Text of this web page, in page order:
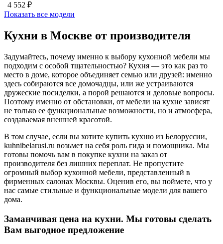
4 552 ₽
Показать все модели
Кухни в Москве от производителя
Задумайтесь, почему именно к выбору кухонной мебели мы
подходим с особой тщательностью? Кухня — это как раз то
место в доме, которое объединяет семью или друзей: именно
здесь собираются все домочадцы, или же устраиваются
дружеские посиделки, а порой решаются и деловые вопросы.
Поэтому именно от обстановки, от мебели на кухне зависят
не только ее функциональные возможности, но и атмосфера,
создаваемая внешней красотой.
В том случае, если вы хотите купить кухню из Белоруссии,
kuhnibelarusi.ru возьмет на себя роль гида и помощника. Мы
готовы помочь вам в покупке кухни на заказ от
производителя без лишних переплат. Не пропустите
огромный выбор кухонной мебели, представленный в
фирменных салонах Москвы. Оценив его, вы поймете, что у
нас самые стильные и функциональные модели для вашего
дома.
Заманчивая цена на кухни. Мы готовы сделать
Вам выгодное предложение